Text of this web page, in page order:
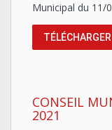
Municipal du 11/
TÉLÉCHARGER
CONSEIL
2021